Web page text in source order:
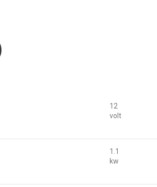
12
volt
1.1
kw